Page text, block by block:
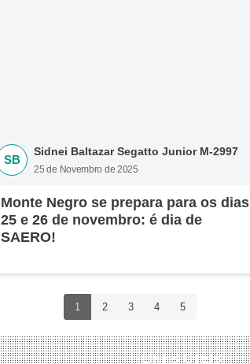
SB
Sidnei Baltazar Segatto Junior M-2997
25 de Novembro de 2025
Monte Negro se prepara para os dias
25 e 26 de novembro: é dia de
SAERO!
1 2 3 4 5
LINKS ÚTEIS